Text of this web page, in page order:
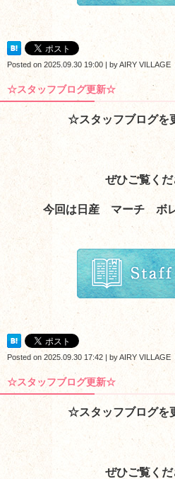
Posted on 2025.09.30 19:00 | byAIRY VILLAGE
☆スタッフブログ更新☆
☆スタッフブログを
ぜひご覧く
今回は日産 マーチ ボ
Posted on 2025.09.30 17:42 byAIRY VILLAGE
☆スタッフブログ更新☆
☆スタッフブログを
ぜひご覧く